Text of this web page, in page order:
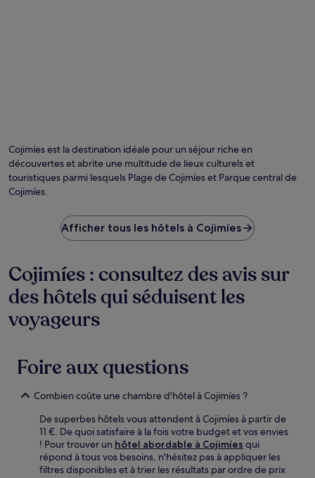
Cojimíes est la destination idéale pour un séjour riche en
découvertes et abrite une multitude de lieux culturels et
touristiques parmi lesquels Plage de Cojimíes et Parque central de
Cojimíes.
Afficher tous les hôtels à Cojimíes
Cojimíes : consultez des avis sur
des hôtels qui séduisent les
voyageurs
Foire aux questions
Combien coûte une chambre d'hôtel à Cojimíes ?
De superbes hôtels vous attendent à Cojimíes à partir de
11 €. De quoi satisfaire à la fois votre budget et vos envies
! Pour trouver un hôtel abordable à Cojimíes qui
répond à tous vos besoins, n'hésitez pas à appliquer les
filtres disponibles et à trier les résultats par ordre de prix